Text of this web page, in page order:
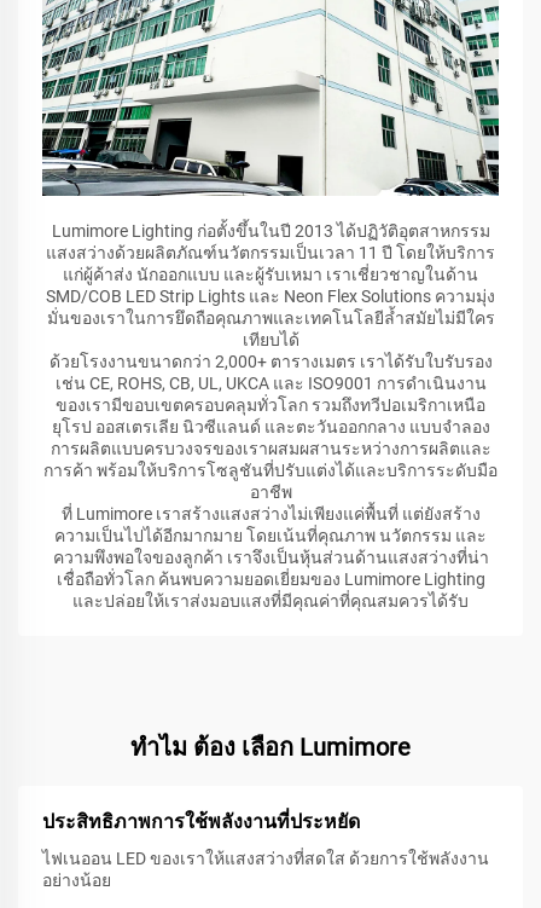
Lumimore Lighting ก่อตั้งขึ้นในปี 2013 ได้ปฏิวัติอุตสาหกรรม
แสงสว่างด้วยผลิตภัณฑ์นวัตกรรมเป็นเวลา 11 ปี โดยให้บริการ
แก่ผู้ค้าส่ง นักออกแบบ และผู้รับเหมา เราเชี่ยวชาญในด้าน
SMD/COB LED Strip Lights และ Neon Flex Solutions ความมุ่ง
มั่นของเราในการยึดถือคุณภาพและเทคโนโลยีล้ำสมัยไม่มีใคร
เทียบได้
ด้วยโรงงานขนาดกว่า 2,000+ ตารางเมตร เราได้รับใบรับรอง
เช่น CE, ROHS, CB, UL, UKCA และ ISO9001 การดำเนินงาน
ของเรามีขอบเขตครอบคลุมทั่วโลก รวมถึงทวีปอเมริกาเหนือ
ยุโรป ออสเตรเลีย นิวซีแลนด์ และตะวันออกกลาง แบบจำลอง
การผลิตแบบครบวงจรของเราผสมผสานระหว่างการผลิตและ
การค้า พร้อมให้บริการโซลูชันที่ปรับแต่งได้และบริการระดับมือ
อาชีพ
ที่ Lumimore เราสร้างแสงสว่างไม่เพียงแค่พื้นที่ แต่ยังสร้าง
ความเป็นไปได้อีกมากมาย โดยเน้นที่คุณภาพ นวัตกรรม และ
ความพึงพอใจของลูกค้า เราจึงเป็นหุ้นส่วนด้านแสงสว่างที่น่า
เชื่อถือทั่วโลก ค้นพบความยอดเยี่ยมของ Lumimore Lighting
และปล่อยให้เราส่งมอบแสงที่มีคุณค่าที่คุณสมควรได้รับ
ทําไม ต้อง เลือก Lumimore
ประสิทธิภาพการใช้พลังงานที่ประหยัด
ไฟเนออน LED ของเราให้แสงสว่างที่สดใส ด้วยการใช้พลังงาน
อย่างน้อย